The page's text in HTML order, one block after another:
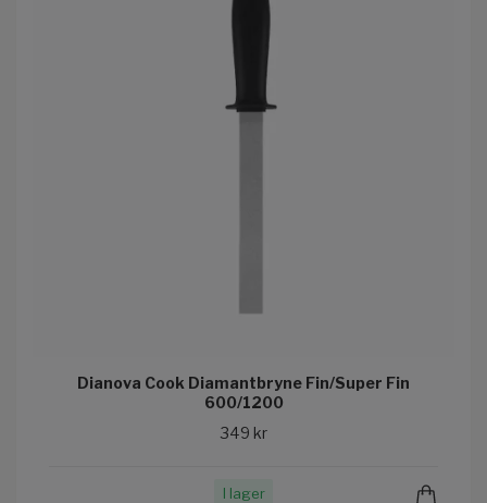
Dianova Cook Diamantbryne Fin/Super Fin
600/1200
349 kr
I lager